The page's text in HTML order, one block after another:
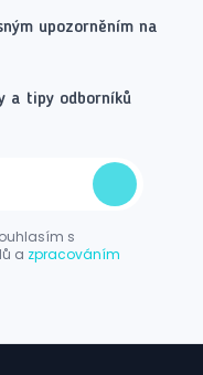
upozorněním na
a tipy odborníků
s
a zpracováním